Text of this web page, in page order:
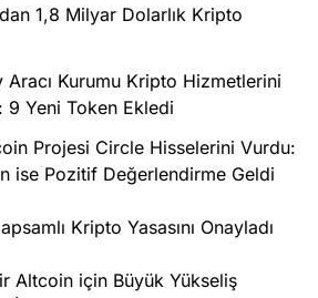
1,8 Milyar Dolarlık Kripto
Aracı Kurumu Kripto Hizmetlerini
9 Yeni Token Ekledi
Projesi Circle Hisselerini Vurdu:
ise Pozitif Değerlendirme Geldi
Kripto Yasasını Onayladı
Altcoin için Büyük Yükseliş